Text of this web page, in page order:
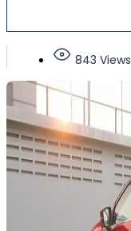
843 Views